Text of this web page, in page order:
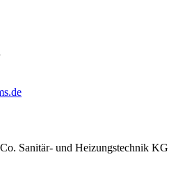
Sanitär- und Heizungstechnik KG